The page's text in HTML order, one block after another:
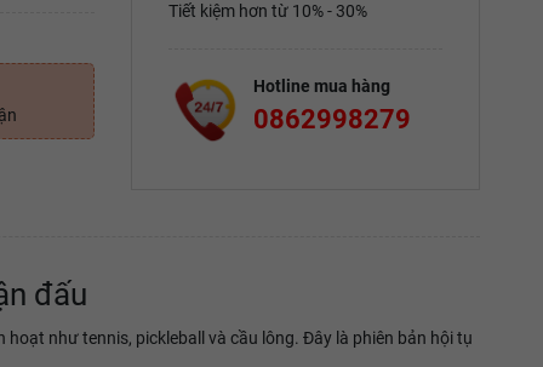
Tiết kiệm hơn từ 10% - 30%
Hotline mua hàng
0862998279
đấu
như tennis, pickleball và cầu lông. Đây là phiên bản hội tụ